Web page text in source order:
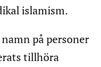
islamism.
på personer
tillhöra